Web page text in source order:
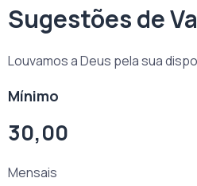
Sugestões de
Louvamos a Deus pela sua
Mínimo
30,00
Mensais